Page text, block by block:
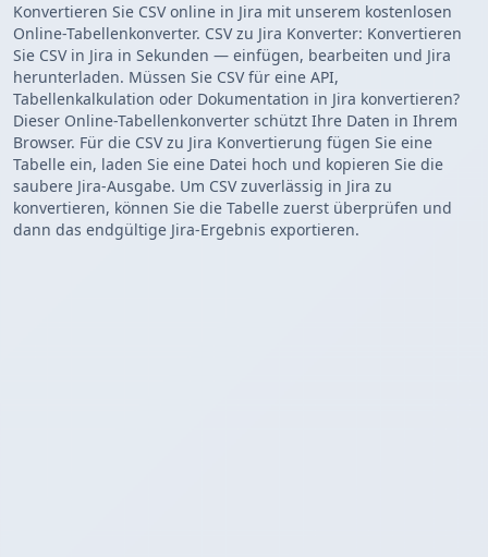
Konvertieren Sie CSV online in Jira mit unserem kostenlosen
Online-Tabellenkonverter. CSV zu Jira Konverter: Konvertieren
Sie CSV in Jira in Sekunden — einfügen, bearbeiten und Jira
herunterladen. Müssen Sie CSV für eine API,
Tabellenkalkulation oder Dokumentation in Jira konvertieren?
Dieser Online-Tabellenkonverter schützt Ihre Daten in Ihrem
Browser. Für die CSV zu Jira Konvertierung fügen Sie eine
Tabelle ein, laden Sie eine Datei hoch und kopieren Sie die
saubere Jira-Ausgabe. Um CSV zuverlässig in Jira zu
konvertieren, können Sie die Tabelle zuerst überprüfen und
dann das endgültige Jira-Ergebnis exportieren.